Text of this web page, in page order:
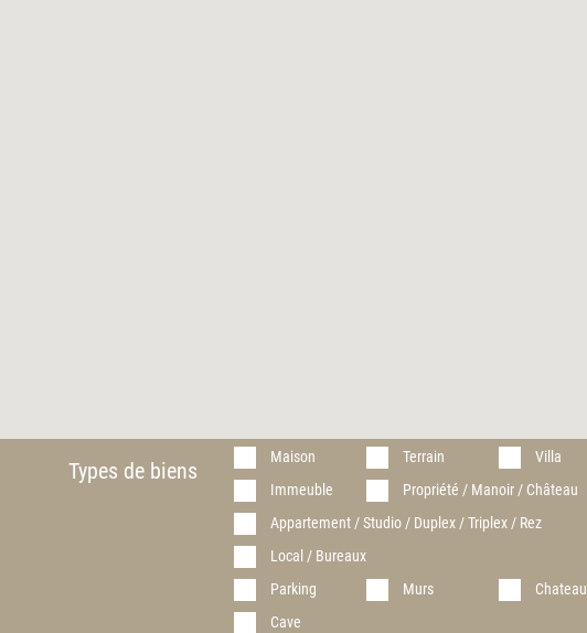
Types de biens
Maison Terrain
Villa
Immeuble
Propriété / Manoir / Château
Appartement / Studio / Duplex / Triplex / Rez
Local / Bureaux
Parking
Murs
Chateau
Cave